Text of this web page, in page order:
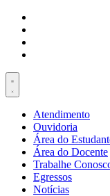
Atendimento
Ouvidoria
Área do
Área do Docente
Trabalhe
Egressos
Notícias